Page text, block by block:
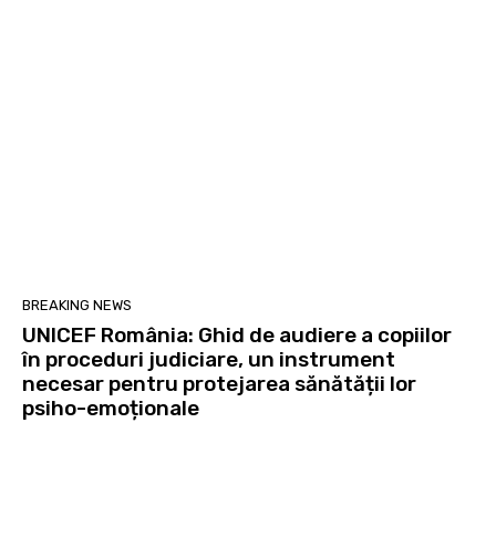
BREAKING NEWS
UNICEF România: Ghid de audiere a copiilor
în proceduri judiciare, un instrument
necesar pentru protejarea sănătății lor
psiho-emoționale